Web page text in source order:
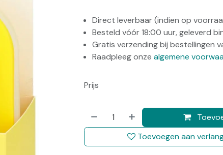
Direct leverbaar (indien op
Besteld vóór 18:00 uur, geleverd
Gratis verzending bij bestellingen
Raadpleeg onze algemene
Toevoegen aan
Prijs